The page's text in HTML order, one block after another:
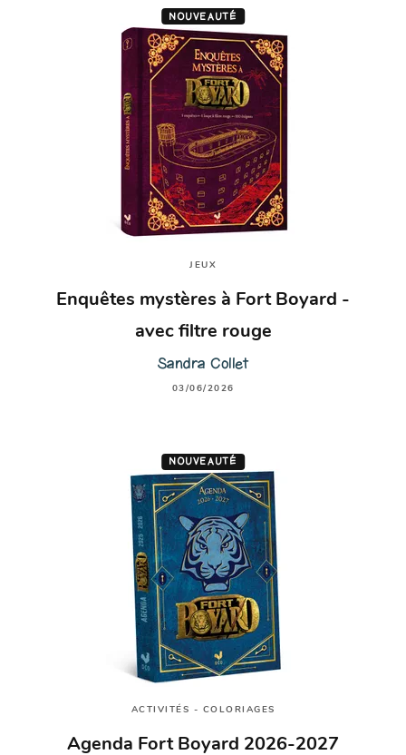
NOUVEAUTÉ
JEUX
Enquêtes mystères à Fort Boyard -
avec filtre rouge
Sandra Collet
03/06/2026
NOUVEAUTÉ
ACTIVITÉS - COLORIAGES
Agenda Fort Boyard 2026-2027